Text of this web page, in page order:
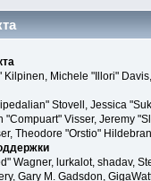
Kilpinen, Michele "Illori"
Stovell, Jessica
"Compuart" Visser, Jeremy
Theodore "Orstio"
Wagner, lurkalot, shadav,
Gary M. Gadsdon,